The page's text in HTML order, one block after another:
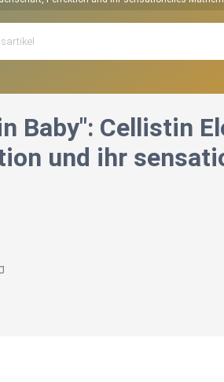
Baby": Cellistin
und ihr